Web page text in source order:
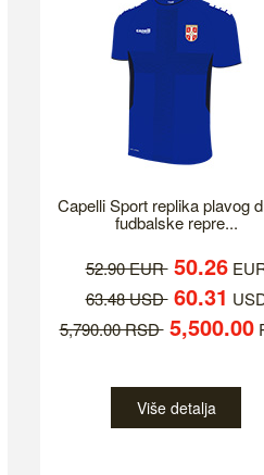
Capelli Sport replika plavog
fudbalske repre...
52.90 EUR 50.26
63.48 USD 60.31
5,790.00 RSD 5,500.00
Više detalja